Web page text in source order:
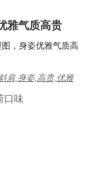
雅气质高贵
，身姿优雅气质高
肩,身姿,高贵,优雅